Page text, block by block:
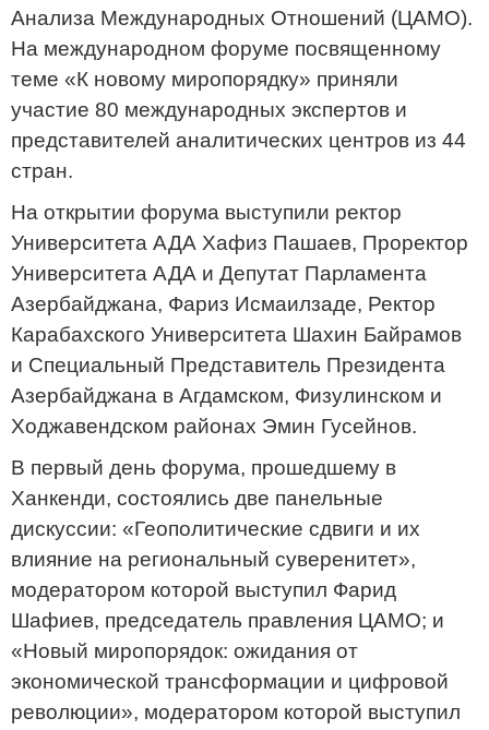
Анализа Международных Отношений (ЦАМО).
На международном форуме посвященному
теме «К новому миропорядку» приняли
участие 80 международных экспертов и
представителей аналитических центров из 44
стран.
На открытии форума выступили ректор
Университета АДА Хафиз Пашаев, Проректор
Университета АДА и Депутат Парламента
Азербайджана, Фариз Исмаилзаде, Ректор
Карабахского Университета Шахин Байрамов
и Специальный Представитель Президента
Азербайджана в Агдамском, Физулинском и
Ходжавендском районах Эмин Гусейнов.
В первый день форума, прошедшему в
Ханкенди, состоялись две панельные
дискуссии: «Геополитические сдвиги и их
влияние на региональный суверенитет»,
модератором которой выступил Фарид
Шафиев, председатель правления ЦАМО; и
«Новый миропорядок: ожидания от
экономической трансформации и цифровой
революции», модератором которой выступил